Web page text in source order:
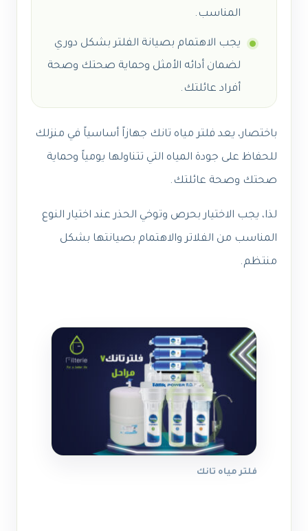
المناسب.
يجب الاهتمام بصيانة الفلتر بشكل دوري
لضمان أدائه الأمثل وحماية صحتك وصحة
أفراد عائلتك.
باختصار، يعد فلتر مياه تانك جهازاً أساسياً في منزلك
للحفاظ على جودة المياه التي تتناولها يومياً وحماية
صحتك وصحة عائلتك.
لذا، يجب الاختيار بحرص وتوخي الحذر عند اختيار النوع
المناسب من الفلاتر والاهتمام بصيانتها بشكل
منتظم.
فلتر مياه تانك